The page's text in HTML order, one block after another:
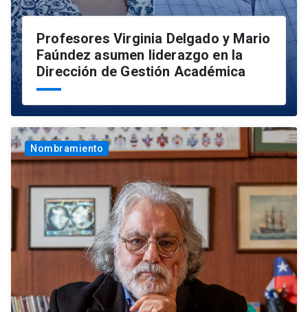
Profesores Virginia Delgado y Mario
Faúndez asumen liderazgo en la
Dirección de Gestión Académica
Nombramiento